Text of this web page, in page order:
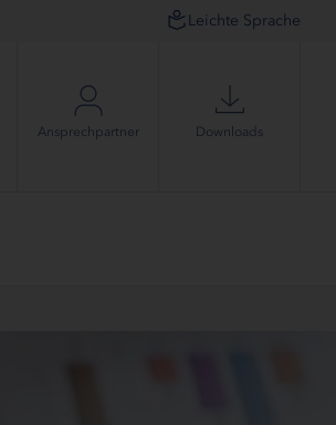
Leichte Sprache
Ansprech­partner Downloads